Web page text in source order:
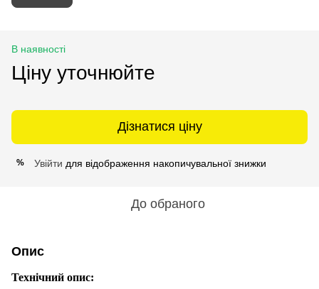
В наявності
Ціну уточнюйте
Дізнатися ціну
% Увійти для відображення накопичувальної знижки
До обраного
Опис
Технічний опис: